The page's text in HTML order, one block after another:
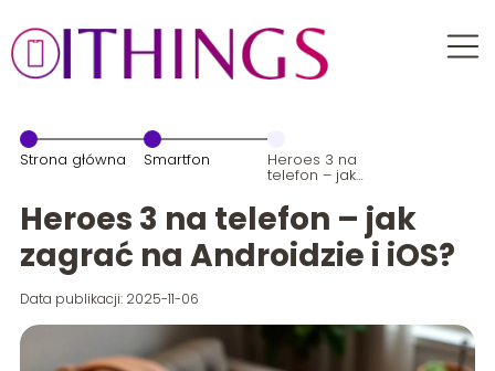
Strona główna Smartfon Heroes 3 na
telefon – jak
zagrać na
Androidzie i
iOS?
Heroes 3 na telefon – jak
zagrać na Androidzie i iOS?
Data publikacji: 2025-11-06